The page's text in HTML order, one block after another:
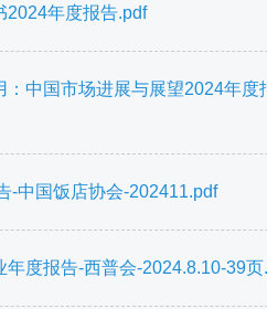
2024年度报告.pdf
：中国市场进展与展望2024年度
-中国饭店协会-202411.pdf
年度报告-西普会-2024.8.10-39页